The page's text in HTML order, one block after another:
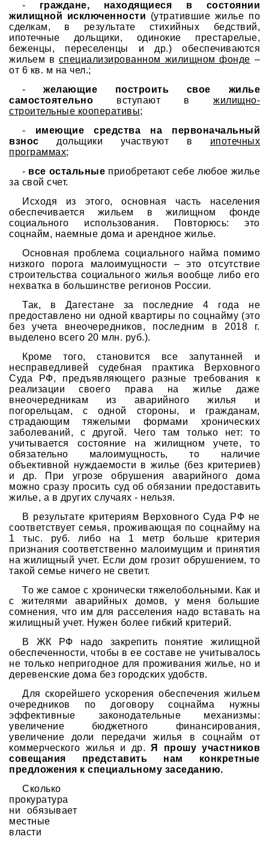
- граждане, находящиеся в состоянии
жилищной исключенности (утратившие жилье по
сделкам, в результате стихийных бедствий,
ипотечные дольщики, одинокие престарелые,
беженцы, переселенцы и др.) обеспечиваются
жильем в специализированном жилищном фонде –
от 6 кв. м на чел.;
-желающие построить свое жилье
самостоятельно вступают в жилищно-
строительные кооперативы;
- имеющие средства на первоначальный
взнос дольщики участвуют в ипотечных
программах;
- все остальные приобретают себе любое жилье
за свой счет.
Исходя из этого, основная часть населения
обеспечивается жильем в жилищном фонде
социального использования. Повторюсь: это
соцнайм, наемные дома и арендное жилье.
Основная проблема социального найма помимо
низкого порога малоимущности – это отсутствие
строительства социального жилья вообще либо его
нехватка в большинстве регионов России.
Так, в Дагестане за последние 4 года не
предоставлено ни одной квартиры по соцнайму (это
без учета внеочередников, последним в 2018 г.
выделено всего 20 млн. руб.).
Кроме того, становится все запутанней и
несправедливей судебная практика Верховного
Суда РФ, предъявляющего разные требования к
реализации своего права на жилье даже
внеочередникам из аварийного жилья и
погорельцам, с одной стороны, и гражданам,
страдающим тяжелыми формами хронических
заболеваний, с другой. Чего там только нет: то
учитывается состояние на жилищном учете, то
обязательно малоимущность, то наличие
объективной нуждаемости в жилье (без критериев)
и др. При угрозе обрушения аварийного дома
можно сразу просить суд об обязании предоставить
жилье, а в других случаях - нельзя.
В результате критериям Верховного Суда РФ не
соответствует семья, проживающая по соцнайму на
1 тыс. руб. либо на 1 метр больше критерия
признания соответственно малоимущим и принятия
на жилищный учет. Если дом грозит обрушением, то
такой семье ничего не светит.
То же самое с хронически тяжелобольными. Как и
с жителями аварийных домов, у меня большие
сомнения, что им для расселения надо вставать на
жилищный учет. Нужен более гибкий критерий.
В ЖК РФ надо закрепить понятие жилищной
обеспеченности, чтобы в ее составе не учитывалось
не только непригодное для проживания жилье, но и
деревенские дома без городских удобств.
Для скорейшего ускорения обеспечения жильем
очередников по договору соцнайма нужны
эффективные законодательные механизмы:
увеличение бюджетного финансирования,
увеличение доли передачи жилья в соцнайм от
коммерческого жилья и др. Я прошу участников
совещания представить нам конкретные
предложения к специальному заседанию.
Сколько
прокуратура
ни обязывает
местные
власти